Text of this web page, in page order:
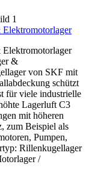
&
von SKF mit
schützt
für viele industrielle
Lagerluft C3
mit höheren
zum Beispiel als
Pumpen,
Rillenkugellager
/